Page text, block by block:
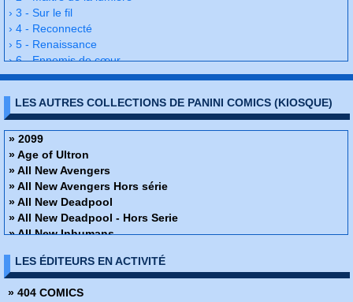
› 3 - Sur le fil
› 4 - Reconnecté
› 5 - Renaissance
› 6 - Ennemis de cœur
› 7 - Les enfants sauvages
› 9 - Le secret de Barry Allen
› 10 - Titans de demain 1
› 11 - Titans de demain 2
› 12 - Nom de code : heat wave
› 13 - La vérité ou la vie
› 14 - Crise de conscience
› 15 - L'envol
› 16 - Vol retardé
› 17 - Un monde sans la Ligue de Justice
› 19 - Folie dévorante
› 20 - Brebis galeuse
› 21 - Amour et guerre
LES AUTRES COLLECTIONS DE PANINI COMICS (KIOSQUE)
» 2099
» Age of Ultron
» All New Avengers
» All New Avengers Hors série
» All New Deadpool
» All New Deadpool - Hors Serie
» All New Inhumans
» All New Iron-man And Avengers - Hors Serie
» All New Les gardiens de la galaxie
» All New Les gardiens de la galaxie - Hors séries
LES ÉDITEURS EN ACTIVITÉ
» 404 COMICS